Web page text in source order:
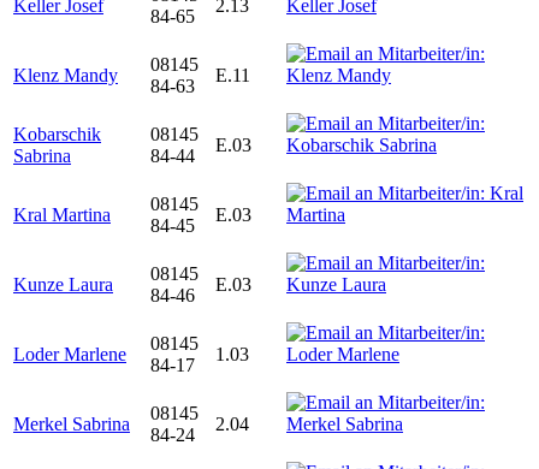
Keller Josef
84-65
2.13
Klenz Mandy
08145
84-63
E.11
Kobarschik
Sabrina
08145
84-44
E.03
Kral Martina
08145
84-45
E.03
Kunze Laura
08145
84-46
E.03
Loder Marlene
08145
84-17
1.03
Merkel Sabrina
08145
84-24
2.04